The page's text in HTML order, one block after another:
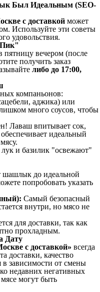
Был Идеальным (SEO-
с доставкой может
Используйте эти советы
удовольствия.
Пик"
пятницу вечером (после
получить заказ
либо до 17:00,
компаньонов:
аджика) или
много соусов, чтобы
Лаваш впитывает сок,
идеальный
и базилик "освежают"
шашлык до идеальной
попробовать указать
Самый безопасный
внутри, но мясо не
для доставки, так как
прохладным.
Дату
с доставкой» всегда
доставки, качество
в зависимости от смены
недавних негативных
могут быть